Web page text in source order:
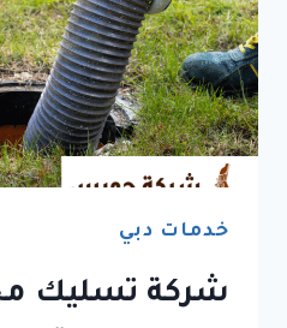
خدمات دبي
شركة تسليك